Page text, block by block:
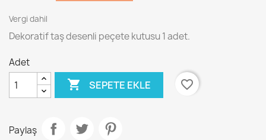
Vergi dahil
Dekoratif taş desenli peçete kutusu 1 adet.
Adet
 SEPETE EKLE favorite_border
Paylaş